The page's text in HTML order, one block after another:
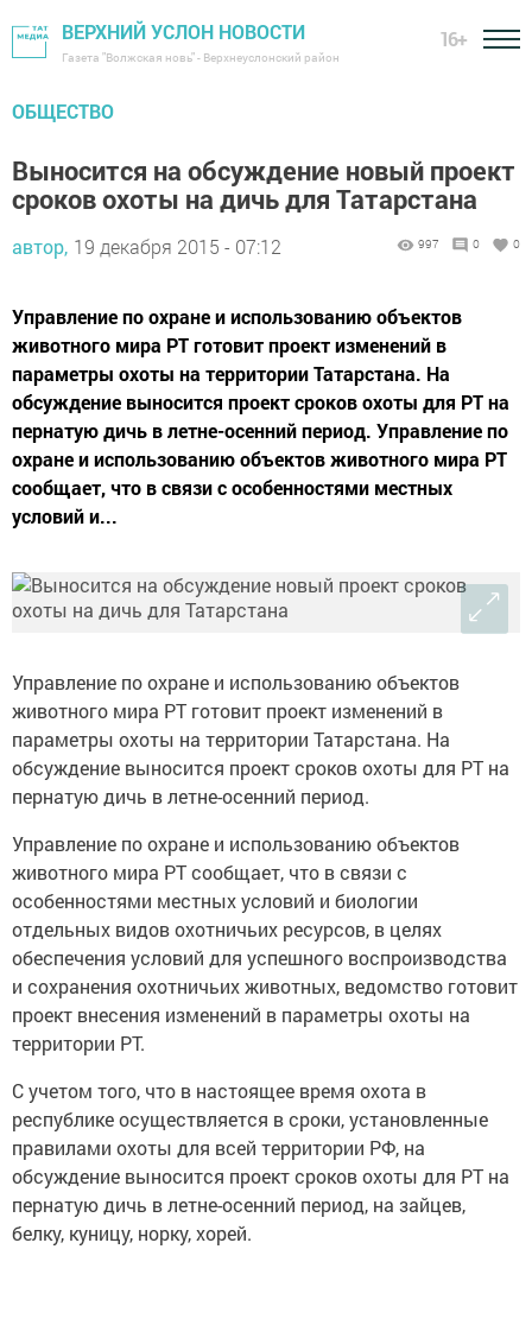
ВЕРХНИЙ УСЛОН НОВОСТИ
Газета "Волжская новь" - Верхнеуслонский район
16+
ОБЩЕСТВО
Выносится на обсуждение новый проект
сроков охоты на дичь для Татарстана
автор, 19 декабря 2015 - 07:12 997 0 0
Управление по охране и использованию объектов
животного мира РТ готовит проект изменений в
параметры охоты на территории Татарстана. На
обсуждение выносится проект сроков охоты для РТ на
пернатую дичь в летне-осенний период. Управление по
охране и использованию объектов животного мира РТ
сообщает, что в связи с особенностями местных
условий и...
Управление по охране и использованию объектов
животного мира РТ готовит проект изменений в
параметры охоты на территории Татарстана. На
обсуждение выносится проект сроков охоты для РТ на
пернатую дичь в летне-осенний период.
Управление по охране и использованию объектов
животного мира РТ сообщает, что в связи с
особенностями местных условий и биологии
отдельных видов охотничьих ресурсов, в целях
обеспечения условий для успешного воспроизводства
и сохранения охотничьих животных, ведомство готовит
проект внесения изменений в параметры охоты на
территории РТ.
С учетом того, что в настоящее время охота в
республике осуществляется в сроки, установленные
правилами охоты для всей территории РФ, на
обсуждение выносится проект сроков охоты для РТ на
пернатую дичь в летне-осенний период, на зайцев,
белку, куницу, норку, хорей.